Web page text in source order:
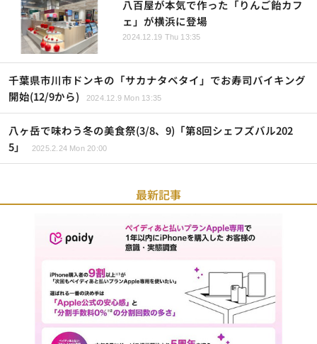
八百屋が本気で作った「りんご飴カフ
ェ」が横浜に登場
2024.12.19 Thu 13:35
千葉県市川市ドンキの「サカナタベタイ」でお寿司バイキング
開始(12/9から)
2024.12.9 Mon 13:35
八ヶ岳で味わう冬の美食祭(3/8、9)「第8回シェフズバル202
5」
2025.2.24 Mon 20:00
最新記事